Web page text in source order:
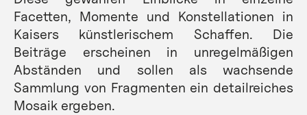
Facetten, Momente und Konstellationen in
Kaisers künstlerischem Schaffen. Die
Beiträge erscheinen in unregelmäßigen
Abständen und sollen als wachsende
Sammlung von Fragmenten ein detailreiches
Mosaik ergeben.